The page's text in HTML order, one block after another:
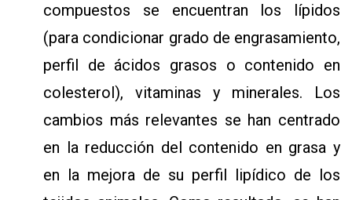
compuestos se encuentran los lípidos
(para condicionar grado de engrasamiento,
perfil de ácidos grasos o contenido en
colesterol), vitaminas y minerales. Los
cambios más relevantes se han centrado
en la reducción del contenido en grasa y
en la mejora de su perfil lipídico de los